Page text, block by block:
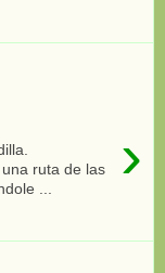
›
ruta de las
...